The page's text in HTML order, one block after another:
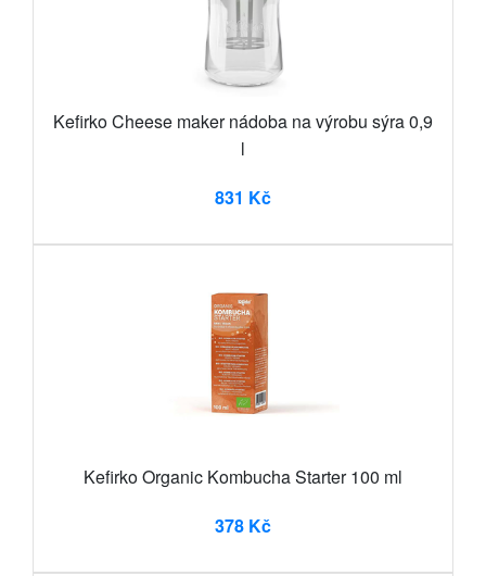
Kefirko Cheese maker nádoba na výrobu sýra 0,9
l
831 Kč
Kefirko Organic Kombucha Starter 100 ml
378 Kč